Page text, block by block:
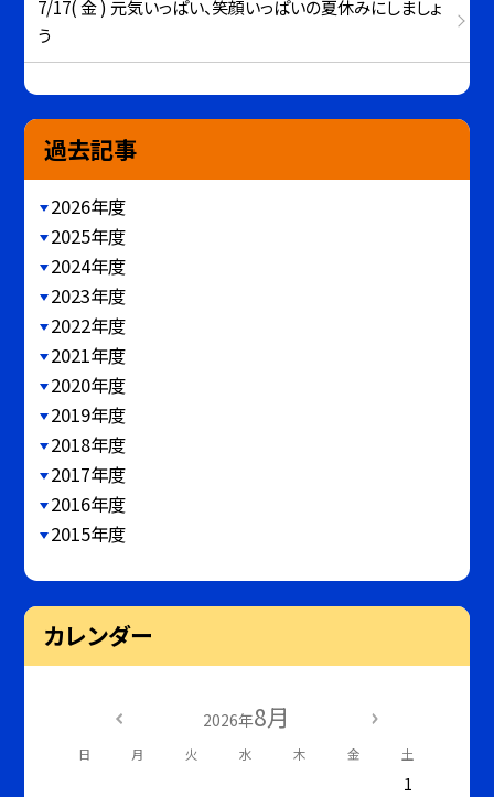
7/17( 金 ) 元気いっぱい、笑顔いっぱいの夏休みにしましょ
う
過去記事
2026年度
2025年度
2024年度
2023年度
2022年度
2021年度
2020年度
2019年度
2018年度
2017年度
2016年度
2015年度
カレンダー
2026年8月
日 月 火 水 木 金 土
1